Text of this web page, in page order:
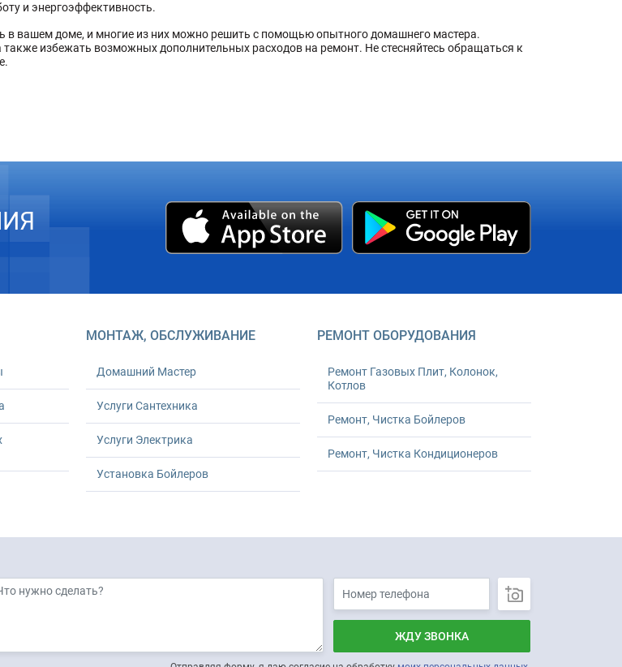
и энергоэффективность.
в вашем доме, и многие из них можно решить с помощью опытного домашнего мастера.
избежать возможных дополнительных расходов на ремонт. Не стесняйтесь обращаться к
МОНТАЖ, ОБСЛУЖИВАНИЕ
Домашний Мастер
Услуги Сантехника
Услуги Электрика
Установка Бойлеров
РЕМОНТ ОБОРУДОВАНИЯ
Ремонт Газовых Плит, Колонок,
Котлов
Ремонт, Чистка Бойлеров
Ремонт, Чистка Кондиционеров
ЖДУ ЗВОНКА